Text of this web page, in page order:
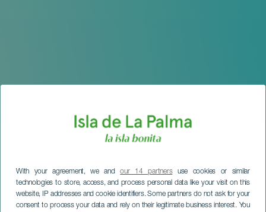
With your agreement, we andour 14 partnersuse cookies or similar
technologies to store, access, and process personal data like your visit on this
website, IP addresses and cookie identifiers. Some partners do not ask for your
consent to process your data and rely on their legitimate business interest. You